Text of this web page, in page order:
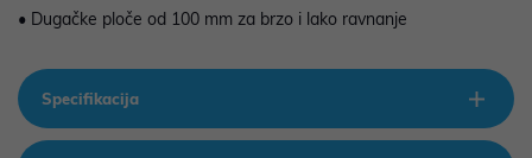
• Dugačke ploče od 100 mm za brzo i lako ravnanje
Specifikacija